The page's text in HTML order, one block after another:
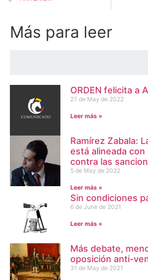
Más para leer
ORDEN felicita a
27 de May de 2022
Leer más »
Ramírez Zabala:
está alineada con
contra las
5 de May de 2022
Leer más »
Sin condiciones
6 de June de 2021
Leer más »
Más debate,
oposición anti-
31 de May de 2021